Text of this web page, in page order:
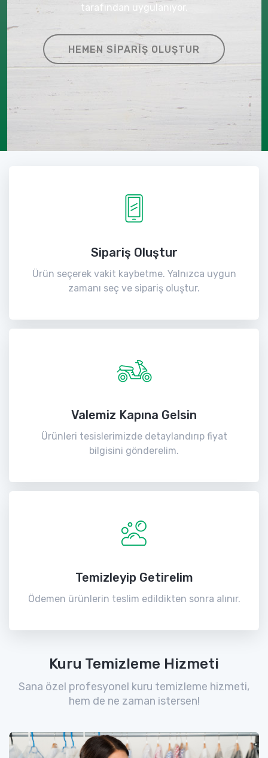
tarafından uygulanıyor.
HEMEN SIPARIŞ OLUŞTUR
Sipariş Oluştur
Ürün seçerek vakit kaybetme. Yalnızca uygun
zamanı seç ve sipariş oluştur.
Valemiz Kapına Gelsin
Ürünleri tesislerimizde detaylandırıp fiyat
bilgisini gönderelim.
Temizleyip Getirelim
Ödemen ürünlerin teslim edildikten sonra alınır.
Kuru Temizleme Hizmeti
Sana özel profesyonel kuru temizleme hizmeti,
hem de ne zaman istersen!